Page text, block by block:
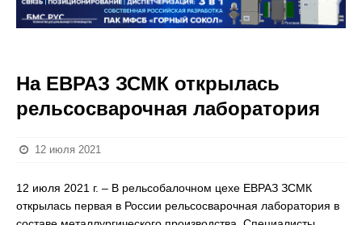
На ЕВРАЗ ЗСМК открылась
рельсосварочная лаборатория
12 июля 2021
12 июля 2021 г. – В рельсобалочном цехе ЕВРАЗ ЗСМК
открылась первая в России рельсосварочная лаборатория в